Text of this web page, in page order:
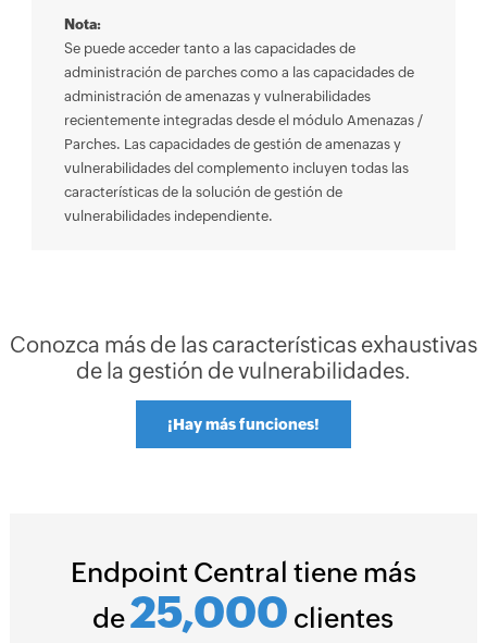
Nota:
Se puede acceder tanto a las capacidades de
administración de parches como a las capacidades de
administración de amenazas y vulnerabilidades
recientemente integradas desde el módulo Amenazas /
Parches. Las capacidades de gestión de amenazas y
vulnerabilidades del complemento incluyen todas las
características de la solución de gestión de
vulnerabilidades independiente.
Conozca más de las características exhaustivas
de la gestión de vulnerabilidades.
¡Hay más funciones!
Endpoint Central tiene más
de25,000 clientes